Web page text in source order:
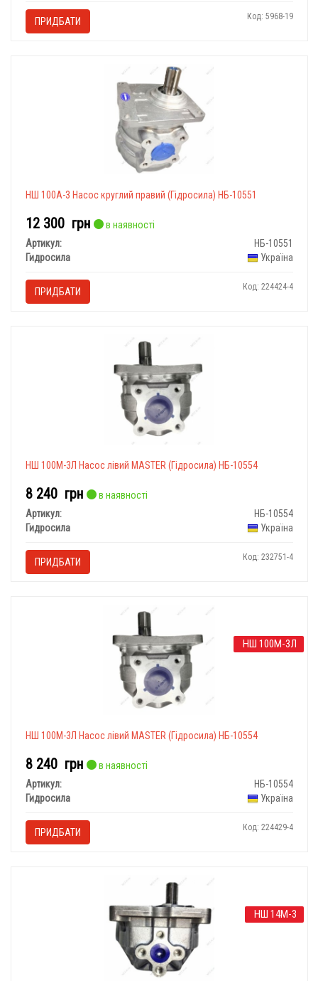
ПРИДБАТИ Код: 5968-19
НШ 100А-3 Насос круглий правий (Гідросила) НБ-10551
12 300 грн
в наявності
Артикул:
НБ-10551
Гидросила
Україна
ПРИДБАТИ Код: 224424-4
НШ 100М-3Л Насос лівий MASTER (Гідросила) НБ-10554
8 240 грн
в наявності
Артикул:
НБ-10554
Гидросила
Україна
ПРИДБАТИ Код: 232751-4
НШ 100М-3Л Насос лівий MASTER (Гідросила) НБ-10554
8 240 грн
в наявності
Артикул:
НБ-10554
Гидросила
Україна
ПРИДБАТИ Код: 224429-4
НШ 100М-3Л
НШ 14М-3